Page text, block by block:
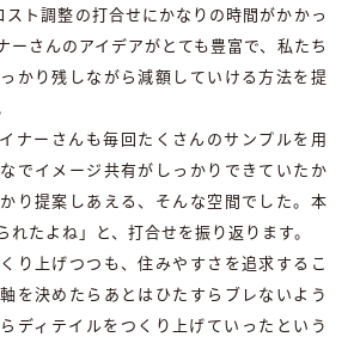
ト調整の打合せにかなりの時間がかかっ
ーさんのアイデアがとても豊富で、私たち
かり残しながら減額していける方法を提
ナーさんも毎回たくさんのサンプルを用
でイメージ共有がしっかりできていたか
り提案しあえる、そんな空間でした。本
れたよね」と、打合せを振り返ります。
り上げつつも、住みやすさを追求するこ
を決めたらあとはひたすらブレないよう
ディテイルをつくり上げていったという